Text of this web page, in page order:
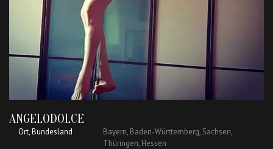
ANGELODOLCE
Ort, Bundesland
Bayern, Baden-Württemberg, Sachsen,
Thüringen, Hessen